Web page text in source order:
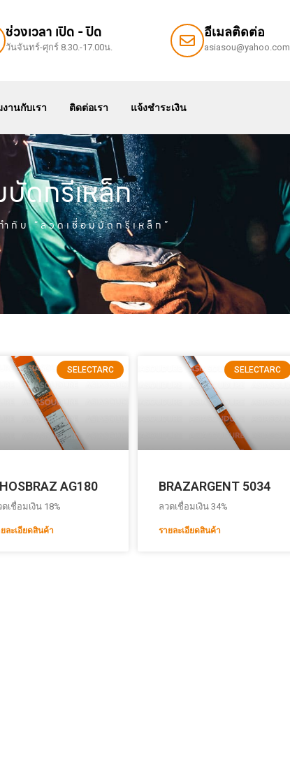
ช่วงเวลา เปิด - ปิด
วันจันทร์-ศุกร์ 8.30.-17.00น.
อีเมลติดต่อ
asiasou@yahoo.com
านกับเรา ติดต่อเรา แจ้งชำระเงิน
ดกรีเหล็ก
กับ “ลวดเชื่อมบัดกรีเหล็ก”
SELECTARC
AG180
ดเชื่อมเงิน 18%
ละเอียดสินค้า
SELECTARC
BRAZARGENT 5034
ลวดเชื่อมเงิน 34%
รายละเอียดสินค้า